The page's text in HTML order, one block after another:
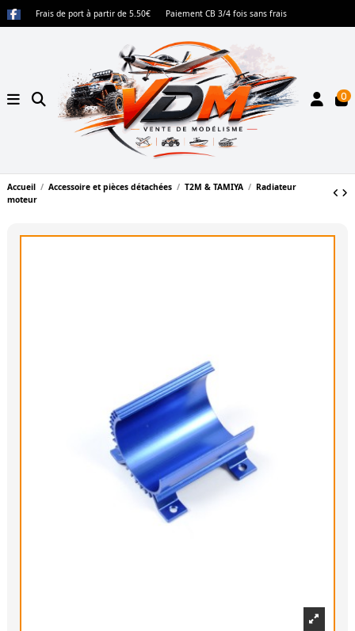
Frais de port à partir de 5.50€ Paiement CB 3/4 fois sans frais
0
Accueil Accessoire et pièces détachées T2M & TAMIYA
Radiateur
moteur